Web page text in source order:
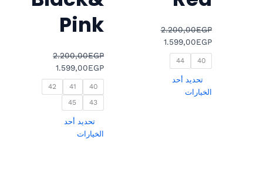
2.200,00EGP
1.599,00EGP
40
44
تحديد أحد
الخيارات
Pink
2.200,00EGP
1.599,00EGP
40
41
42
43
45
تحديد أحد
الخيارات